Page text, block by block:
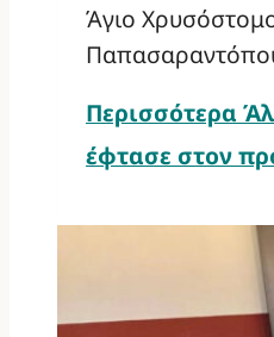
Άγιο
Περισσότερα
έφτασε στον